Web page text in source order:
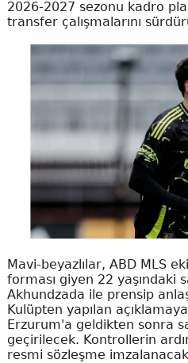
2026-2027 sezonu kadro
transfer çalışmalarını
Mavi-beyazlılar, ABD MLS
forması giyen 22 yaşındaki
Akhundzada ile prensip
Kulüpten yapılan
Erzurum'a geldikten sonra
geçirilecek. Kontrollerin
resmi sözleşme